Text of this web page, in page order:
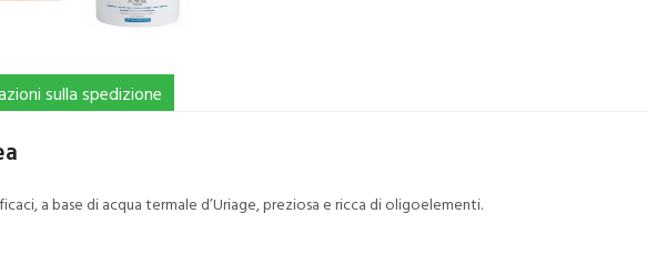
sulla spedizione
a base di acqua termale d’Uriage, preziosa e ricca di oligoelementi.